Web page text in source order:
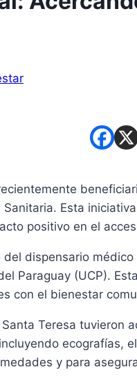
Sanitaria. Esta
positivo en el
dispensario
Paraguay (UCP).
con el bienestar
Teresa tuvieron
ecografías,
y para